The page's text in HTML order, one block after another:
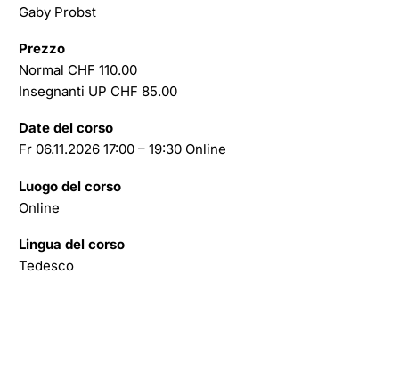
Gaby Probst
Prezzo
Normal CHF 110.00
Insegnanti UP CHF 85.00
Date del corso
Fr 06.11.2026 17:00 – 19:30 Online
Luogo del corso
Online
Lingua del corso
Tedesco